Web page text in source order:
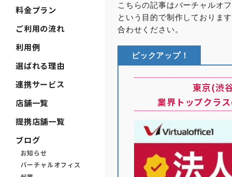
料金プラン
ご利用の流れ
利用例
選ばれる理由
連携サービス
店舗一覧
提携店舗一覧
ブログ
お知らせ
バーチャルオフィス
こちらの記事はバーチャルオ
という目的で制作しておりま
合わせください。
ピックアップ！
東京(渋
業界トップクラ